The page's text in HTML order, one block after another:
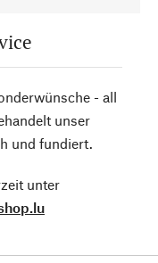
- all
unser
und fundiert.
unter